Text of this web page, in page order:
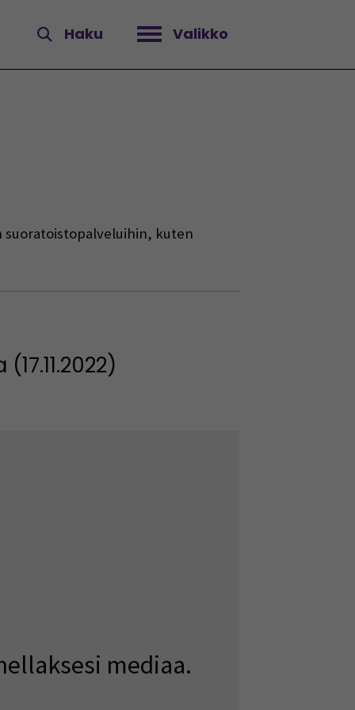
Haku Valikko
Avaa valikko
suoratoistopalveluihin, kuten
mediaa.